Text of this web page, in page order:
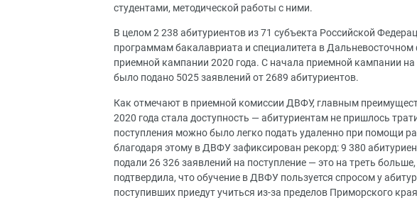
студентами, методической работы с ними.
В целом 2 238 абитуриентов из 71 субъекта Российской
программам бакалавриата и специалитета в
приемной кампании 2020 года. С начала приемной кампании
было подано 5025 заявлений от 2689 абитуриентов.
Как отмечают в приемной комиссии ДВФУ, главным
2020 года стала доступность — абитуриентам не пришлось
поступления можно было легко подать удаленно при помощи
благодаря этому в ДВФУ зафиксирован рекорд: 9 380
подали 26 326 заявлений на поступление — это на треть
подтвердила, что обучение в ДВФУ пользуется спросом у
поступивших приедут учиться из-за пределов Приморского